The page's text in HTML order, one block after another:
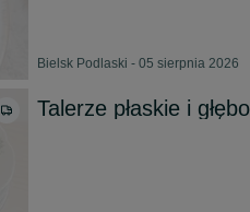
Bielsk Podlaski - 05 sierpnia 2026
Talerze płaskie i